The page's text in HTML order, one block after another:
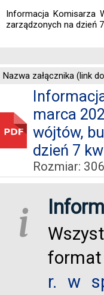
Informacja Komisarza
zarządzonych na dzień
Nazwa załącznika (link
marca
wójtów,
dzień 7
Rozmiar:
i
format
r. w